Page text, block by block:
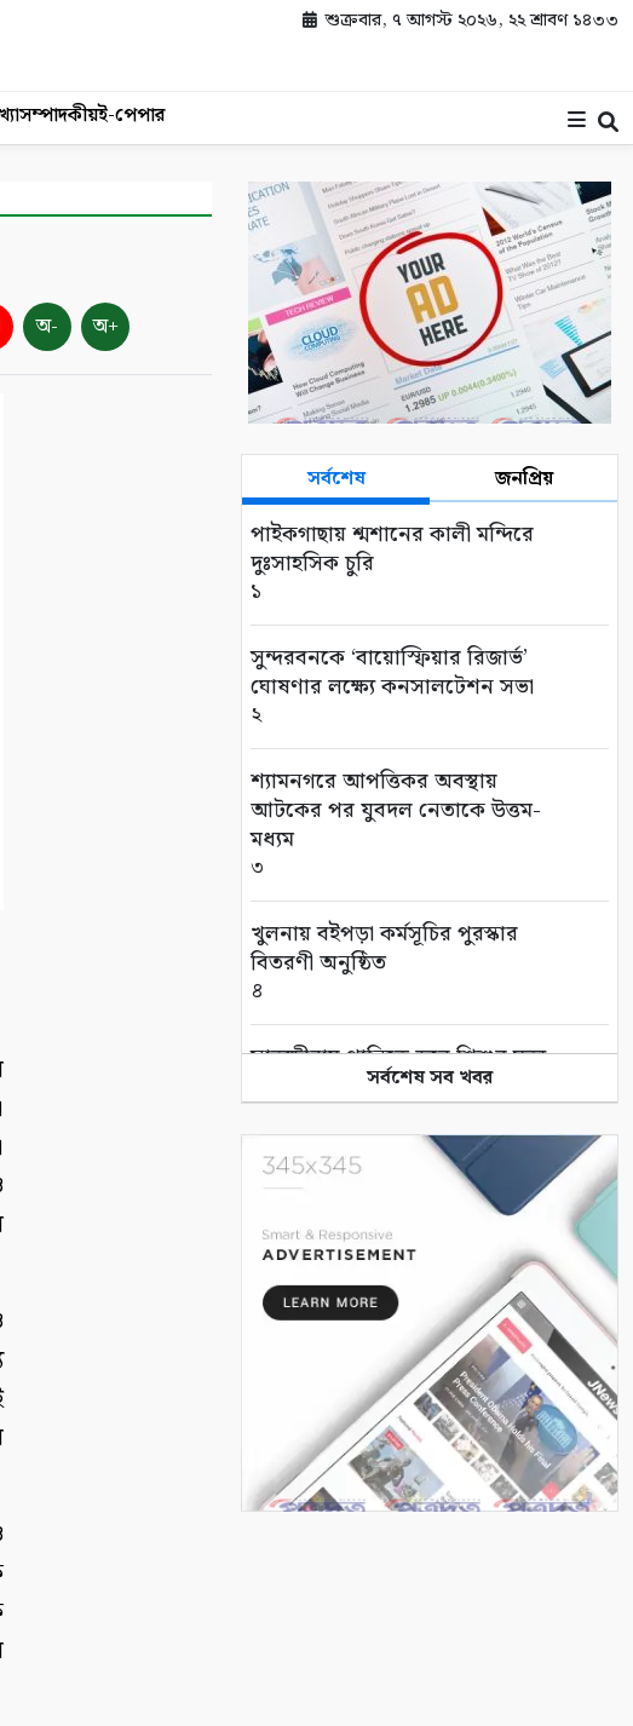
শুক্রবার, ৭ আগস্ট ২০২৬, ২২ শ্রাবণ ১৪৩৩
সম্পাদকীয়ই-পেপার
অ- অ+
সর্বশেষ জনপ্রিয়
পাইকগাছায় শ্মশানের কালী মন্দিরে
দুঃসাহসিক চুরি
১
সুন্দরবনকে ‘বায়োস্ফিয়ার রিজার্ভ’
ঘোষণার লক্ষ্যে কনসালটেশন সভা
২
শ্যামনগরে আপত্তিকর অবস্থায়
আটকের পর যুবদল নেতাকে উত্তম-
মধ্যম
৩
খুলনায় বইপড়া কর্মসূচির পুরস্কার
বিতরণী অনুষ্ঠিত
৪
সাতক্ষীরায় পানিতে ডুবে শিশুর মৃত্যু
প্রযুক্তি, সাংবাদিকতা এবং একটি
৬
পুতুল নাচে বেঁচে থাকে বাংলার
পাইকগাছায় নার্সারীতে গুটি কলম
তৈরিতে ব্যস্ত শ্রমিক
৮
সর্বশেষ সব খবর